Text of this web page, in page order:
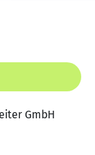
GmbH